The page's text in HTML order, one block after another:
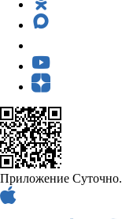
Приложение